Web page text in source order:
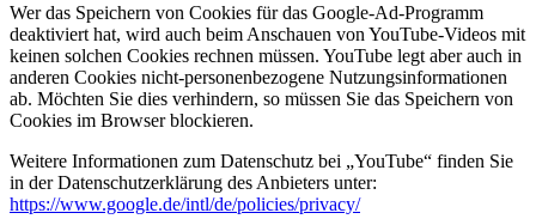
Wer das Speichern von Cookies für das Google-Ad-Programm
deaktiviert hat, wird auch beim Anschauen von YouTube-Videos mit
keinen solchen Cookies rechnen müssen. YouTube legt aber auch in
anderen Cookies nicht-personenbezogene Nutzungsinformationen
ab. Möchten Sie dies verhindern, so müssen Sie das Speichern von
Cookies im Browser blockieren.
Weitere Informationen zum Datenschutz bei „YouTube“ finden Sie
in der Datenschutzerklärung des Anbieters unter:
https://www.google.de/intl/de/policies/privacy/